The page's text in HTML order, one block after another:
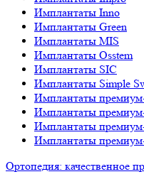
Имплантаты Inno
Имплантаты Green
Имплантаты MIS
Имплантаты Osstem
Имплантаты SIC
Имплантаты Simple
Имплантаты премиум-
Имплантаты
Имплантаты
Имплантаты
Ортопедия: качественное